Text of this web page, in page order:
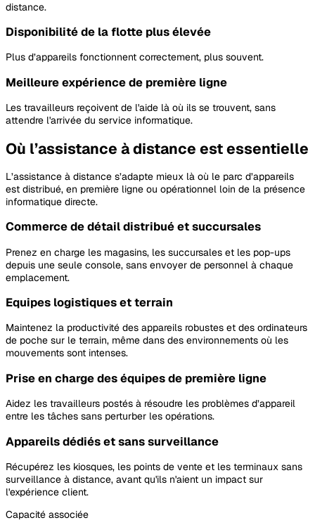
distance.
Disponibilité de la flotte plus élevée
Plus d’appareils fonctionnent correctement, plus souvent.
Meilleure expérience de première ligne
Les travailleurs reçoivent de l'aide là où ils se trouvent, sans
attendre l'arrivée du service informatique.
Où l’assistance à distance est essentielle
L’assistance à distance s’adapte mieux là où le parc d’appareils
est distribué, en première ligne ou opérationnel loin de la présence
informatique directe.
Commerce de détail distribué et succursales
Prenez en charge les magasins, les succursales et les pop-ups
depuis une seule console, sans envoyer de personnel à chaque
emplacement.
Equipes logistiques et terrain
Maintenez la productivité des appareils robustes et des ordinateurs
de poche sur le terrain, même dans des environnements où les
mouvements sont intenses.
Prise en charge des équipes de première ligne
Aidez les travailleurs postés à résoudre les problèmes d’appareil
entre les tâches sans perturber les opérations.
Appareils dédiés et sans surveillance
Récupérez les kiosques, les points de vente et les terminaux sans
surveillance à distance, avant qu'ils n'aient un impact sur
l'expérience client.
Capacité associée